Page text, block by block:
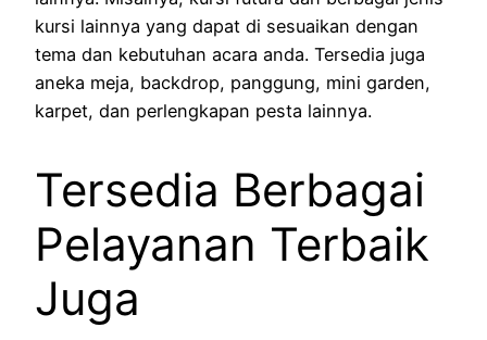
kursi lainnya yang dapat di sesuaikan dengan
tema dan kebutuhan acara anda. Tersedia juga
aneka meja, backdrop, panggung, mini garden,
karpet, dan perlengkapan pesta lainnya.
Tersedia Berbagai
Pelayanan Terbaik
Juga